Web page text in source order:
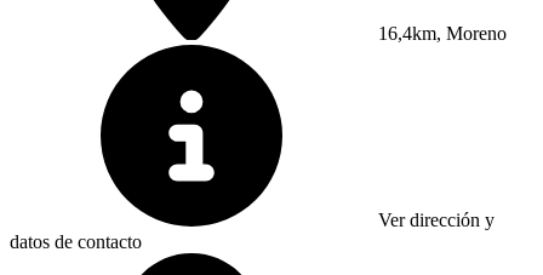
16,4km, Moreno
Ver dirección y
datos de contacto